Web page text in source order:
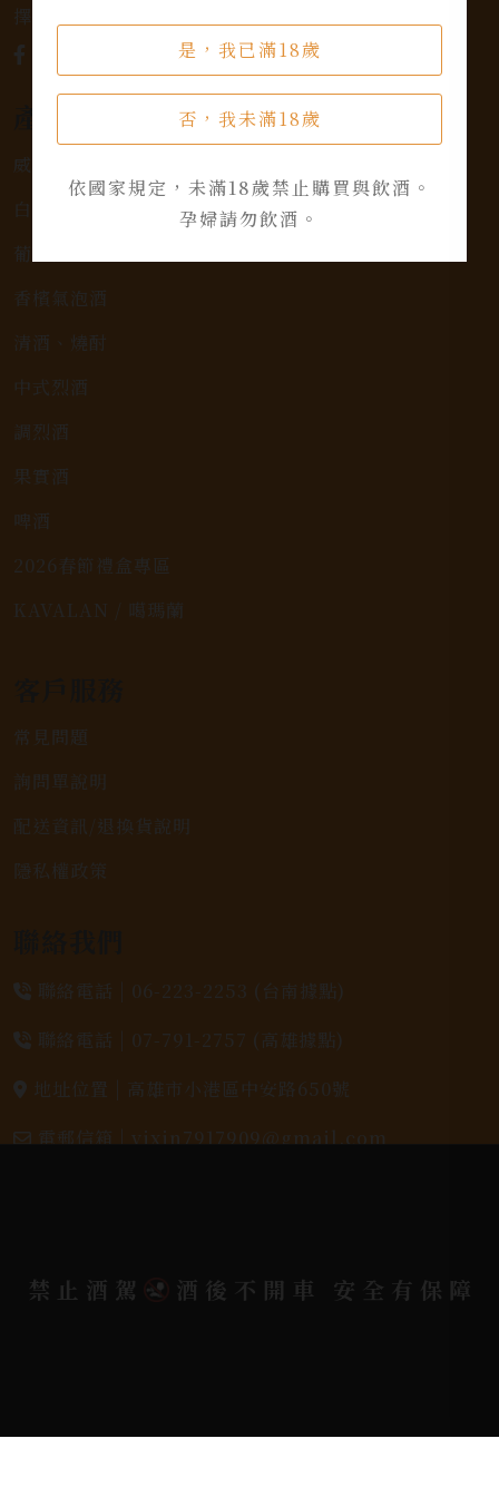
是，我已滿18歲
否，我未滿18歲
依國家規定，未滿18歲禁止購買與飲酒。
孕婦請勿飲酒。
擇，滿足您的個人口味和喜好。
威士忌
白蘭地
葡萄酒
香檳氣泡酒
清酒、燒酎
中式烈酒
調烈酒
果實酒
啤酒
2026春節禮盒專區
KAVALAN / 噶瑪蘭
常見問題
詢問單說明
配送資訊/退換貨說明
隱私權政策
聯絡電話 | 06-223-2253 (台南據點)
聯絡電話 | 07-791-2757 (高雄據點)
地址位置 | 高雄市小港區中安路650號
電郵信箱 | yixin7917909@gmail.com
2026. All rights reserved.
Designed By
Bondlink
禁止酒駕 酒後不開車 安全有保障